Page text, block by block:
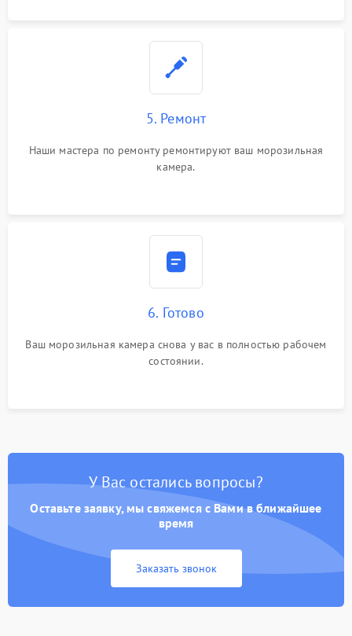
5. Ремонт
Наши мастера по ремонту ремонтируют ваш морозильная
камера.
6. Готово
Ваш морозильная камера снова у вас в полностью рабочем
состоянии.
У Вас остались вопросы?
Оставьте заявку, мы свяжемся с Вами в ближайшее
время
Заказать звонок